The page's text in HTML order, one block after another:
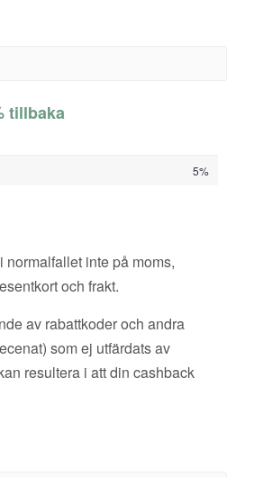
tillbaka
5%
normalfallet inte på moms,
och frakt.
av rabattkoder och andra
som ej utfärdats av
resultera i att din cashback